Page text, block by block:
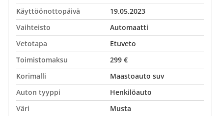
Käyttöönottopäivä
19.05.2023
Vaihteisto
Automaatti
Vetotapa
Etuveto
Toimistomaksu
299 €
Korimalli
Maastoauto suv
Auton tyyppi
Henkilöauto
Väri
Musta